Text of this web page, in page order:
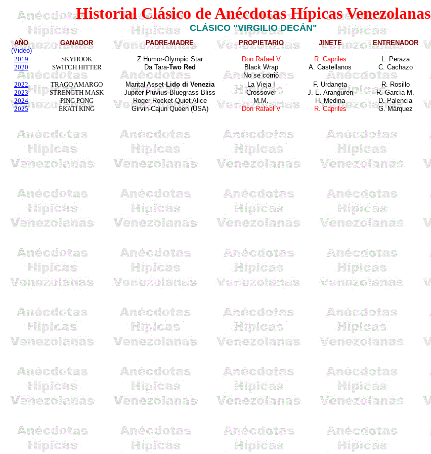
Historial Clásico de Anécdotas Hípicas Venezolanas
CLÁSICO "VIRGILIO DECÁN"
AÑO
(Video)
GANADOR PADRE-MADRE PROPIETARIO JINETE ENTRENADOR
2019 SKYHOOK Z Humor-Olympic Star Don Rafael V R. Capriles L. Peraza
2020
SWITCH HITTER Da Tara-Two Red Black Wrap A. Castellanos C. Cachazo
No secorrió
2022
TRAGO AMARGO Marital Asset-Lido di Venezia LaViejaI F. Urdaneta R.Rosillo
2023
STRENGTH MASK JupiterPluvius-Bluegrass Bliss Crossover J. E. Aranguren R.GarcíaM.
2024
PING PONG Roger Rocket-Quiet Alice M.M. H.Medina D.Palencia
2025
EKATI KING Girvin-Cajun Queen (USA) Don Rafael V R.Capriles G.Márquez